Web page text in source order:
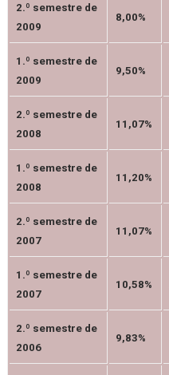
2.º semestre de
2009
8,00%
1.º semestre de
2009
9,50%
2.º semestre de
2008
11,07%
1.º semestre de
2008
11,20%
2.º semestre de
2007
11,07%
1.º semestre de
2007
10,58%
2.º semestre de
2006
9,83%